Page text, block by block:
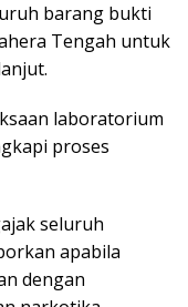
barang bukti
Tengah untuk
laboratorium
proses
seluruh
apabila
dengan